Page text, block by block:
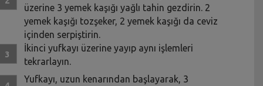
üzerine 3 yemek kaşığı yağlı tahin gezdirin. 2
yemek kaşığı tozşeker, 2 yemek kaşığı da ceviz
içinden serpiştirin.
İkinci yufkayı üzerine yayıp aynı işlemleri
tekrarlayın.
Yufkayı, uzun kenarından başlayarak, 3